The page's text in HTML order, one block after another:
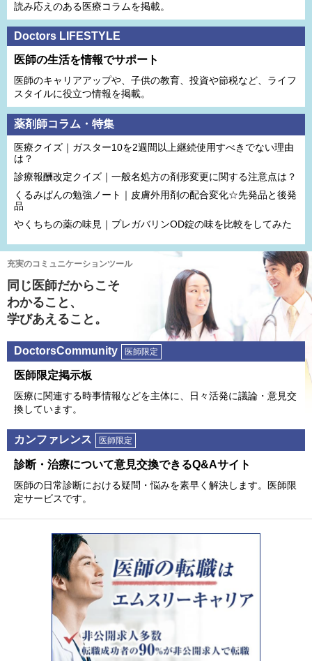
読み応えのある医療コラムを掲載。
Doctors LIFESTYLE
医師の生活を情報でサポート
医師のキャリアアップや、子供の教育、投資や節税など、ライフ
スタイルに役立つ情報を掲載。
薬剤師コラム・特集
医療クイズ｜ガスター10を2週間以上継続使用すべきでない理由
は？
診療報酬改定クイズ｜一般名処方の剤形変更に関する注意点は？
くるみぱんの勉強ノート｜皮膚外用剤の配合変化☆先発品と後発
品
やくちちの薬の味見｜プレガバリンOD錠の味を比較をしてみた
充実のコミュニケーションツール
同じ医師だからこそ
わかること、
学びあえること。
DoctorsCommunity 医師限定
医師限定掲⽰板
医療に関連する時事情報などを主体に、⽇々活発に議論・意⾒交
換しています。
カンファレンス 医師限定
診断・治療について意⾒交換できるQ&Aサイト
医師の⽇常診断における疑問・悩みを素早く解決します。医師限
定サービスです。